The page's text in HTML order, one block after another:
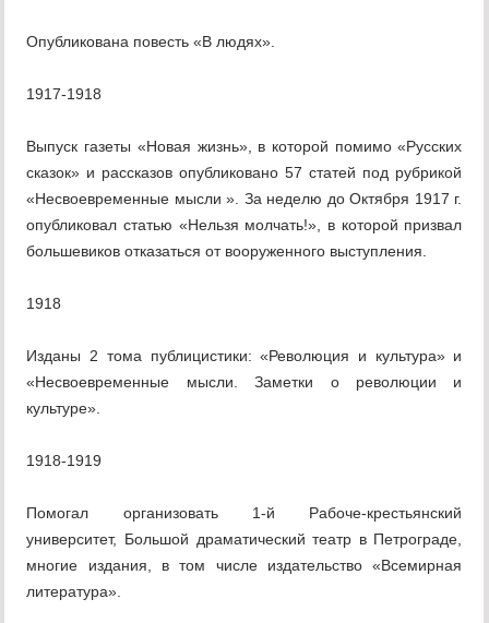
Опубликована повесть «В людях».
1917-1918
Выпуск газеты «Новая жизнь», в которой помимо «Русских
сказок» и рассказов опубликовано 57 статей под рубрикой
«Несвоевременные мысли ». За неделю до Октября 1917 г.
опубликовал статью «Нельзя молчать!», в которой призвал
большевиков отказаться от вооруженного выступления.
1918
Изданы 2 тома публицистики: «Революция и культура» и
«Несвоевременные мысли. Заметки о революции и
культуре».
1918-1919
Помогал организовать 1-й Рабоче-крестьянский
университет, Большой драматический театр в Петрограде,
многие издания, в том числе издательство «Всемирная
литература».